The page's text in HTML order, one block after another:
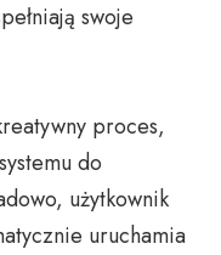
swoje
proces,
do
użytkownik
uruchamia